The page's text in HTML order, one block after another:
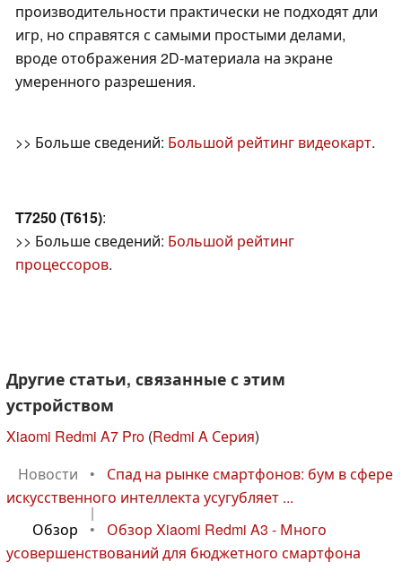
производительности практически не подходят дли
игр, но справятся с самыми простыми делами,
вроде отображения 2D-материала на экране
умеренного разрешения.
>> Больше сведений: Большой рейтинг видеокарт.
T7250 (T615):
>> Больше сведений: Большой рейтинг
процессоров.
Другие статьи, связанные с этим
устройством
Xiaomi Redmi A7 Pro (Redmi A Серия)
Новости
•
Спад на рынке смартфонов: бум в сфере
искусственного интеллекта усугубляет ...
|
Обзор
•
Обзор Xiaomi Redmi A3 - Много
усовершенствований для бюджетного смартфона